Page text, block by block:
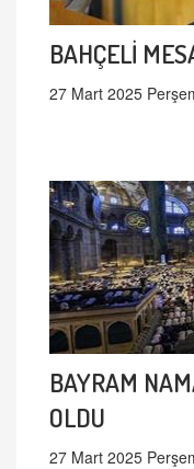
BAHÇELİ
27 Mart 2025
BAYRAM
OLDU
27 Mart 2025